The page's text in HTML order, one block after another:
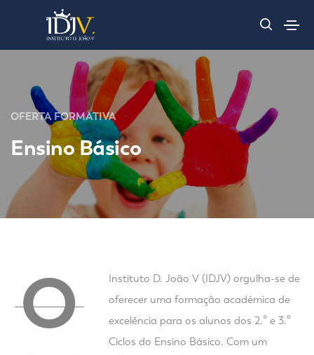
OFERTA FORMATIVA
Ensino Básico
O
Instituto D. João V (IDJV) orgulha-se de
oferecer uma formação académica de
excelência para os alunos dos 2.º e 3.º
Ciclos do Ensino Básico. Com um